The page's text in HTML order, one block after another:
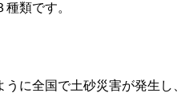
類です。
に全国で土砂災害が発生し、